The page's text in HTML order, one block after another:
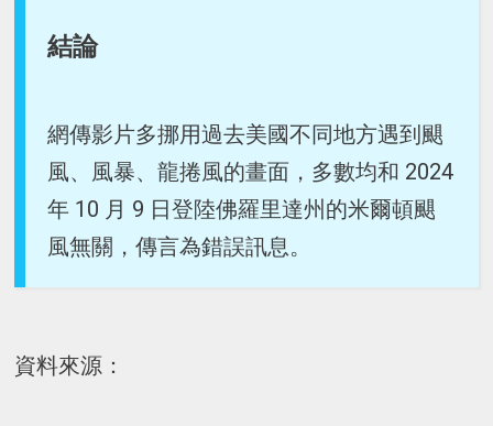
結論
網傳影片多挪用過去美國不同地方遇到颶
風、風暴、龍捲風的畫面，多數均和 2024
年 10 月 9 日登陸佛羅里達州的米爾頓颶
風無關，傳言為錯誤訊息。
資料來源：